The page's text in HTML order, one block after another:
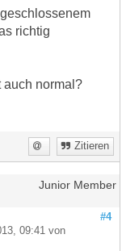
richtig
auch normal?
Zitieren
Junior Member
#4
09:41 von